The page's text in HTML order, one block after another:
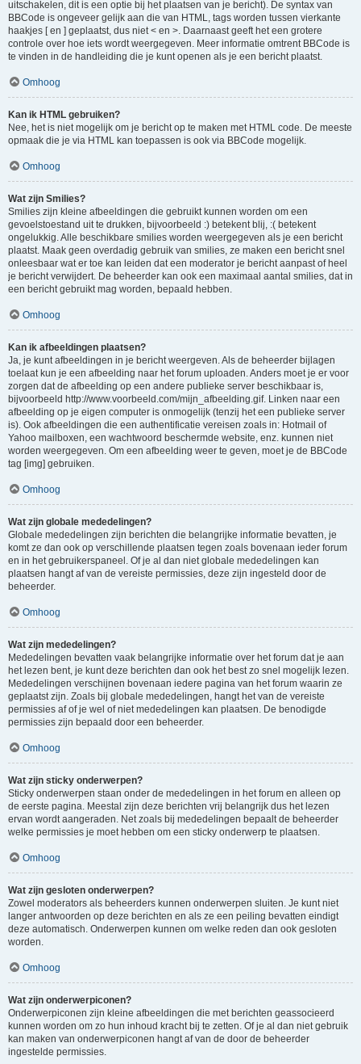
uitschakelen, dit is een optie bij het plaatsen van je bericht). De syntax van
BBCode is ongeveer gelijk aan die van HTML, tags worden tussen vierkante
haakjes [ en ] geplaatst, dus niet < en >. Daarnaast geeft het een grotere
controle over hoe iets wordt weergegeven. Meer informatie omtrent BBCode is
te vinden in de handleiding die je kunt openen als je een bericht plaatst.
Omhoog
Kan ik HTML gebruiken?
Nee, het is niet mogelijk om je bericht op te maken met HTML code. De meeste
opmaak die je via HTML kan toepassen is ook via BBCode mogelijk.
Omhoog
Wat zijn Smilies?
Smilies zijn kleine afbeeldingen die gebruikt kunnen worden om een
gevoelstoestand uit te drukken, bijvoorbeeld :) betekent blij, :( betekent
ongelukkig. Alle beschikbare smilies worden weergegeven als je een bericht
plaatst. Maak geen overdadig gebruik van smilies, ze maken een bericht snel
onleesbaar wat er toe kan leiden dat een moderator je bericht aanpast of heel
je bericht verwijdert. De beheerder kan ook een maximaal aantal smilies, dat in
een bericht gebruikt mag worden, bepaald hebben.
Omhoog
Kan ik afbeeldingen plaatsen?
Ja, je kunt afbeeldingen in je bericht weergeven. Als de beheerder bijlagen
toelaat kun je een afbeelding naar het forum uploaden. Anders moet je er voor
zorgen dat de afbeelding op een andere publieke server beschikbaar is,
bijvoorbeeld http://www.voorbeeld.com/mijn_afbeelding.gif. Linken naar een
afbeelding op je eigen computer is onmogelijk (tenzij het een publieke server
is). Ook afbeeldingen die een authentificatie vereisen zoals in: Hotmail of
Yahoo mailboxen, een wachtwoord beschermde website, enz. kunnen niet
worden weergegeven. Om een afbeelding weer te geven, moet je de BBCode
tag [img] gebruiken.
Omhoog
Wat zijn globale mededelingen?
Globale mededelingen zijn berichten die belangrijke informatie bevatten, je
komt ze dan ook op verschillende plaatsen tegen zoals bovenaan ieder forum
en in het gebruikerspaneel. Of je al dan niet globale mededelingen kan
plaatsen hangt af van de vereiste permissies, deze zijn ingesteld door de
beheerder.
Omhoog
Wat zijn mededelingen?
Mededelingen bevatten vaak belangrijke informatie over het forum dat je aan
het lezen bent, je kunt deze berichten dan ook het best zo snel mogelijk lezen.
Mededelingen verschijnen bovenaan iedere pagina van het forum waarin ze
geplaatst zijn. Zoals bij globale mededelingen, hangt het van de vereiste
permissies af of je wel of niet mededelingen kan plaatsen. De benodigde
permissies zijn bepaald door een beheerder.
Omhoog
Wat zijn sticky onderwerpen?
Sticky onderwerpen staan onder de mededelingen in het forum en alleen op
de eerste pagina. Meestal zijn deze berichten vrij belangrijk dus het lezen
ervan wordt aangeraden. Net zoals bij mededelingen bepaalt de beheerder
welke permissies je moet hebben om een sticky onderwerp te plaatsen.
Omhoog
Wat zijn gesloten onderwerpen?
Zowel moderators als beheerders kunnen onderwerpen sluiten. Je kunt niet
langer antwoorden op deze berichten en als ze een peiling bevatten eindigt
deze automatisch. Onderwerpen kunnen om welke reden dan ook gesloten
worden.
Omhoog
Wat zijn onderwerpiconen?
Onderwerpiconen zijn kleine afbeeldingen die met berichten geassocieerd
kunnen worden om zo hun inhoud kracht bij te zetten. Of je al dan niet gebruik
kan maken van onderwerpiconen hangt af van de door de beheerder
ingestelde permissies.